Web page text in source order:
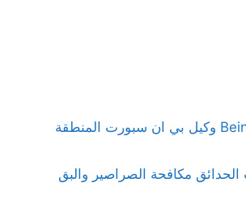
Bein sport Kuwait وكيل بي ان سبورت المنطقة
مكافحة الصراصير والبق